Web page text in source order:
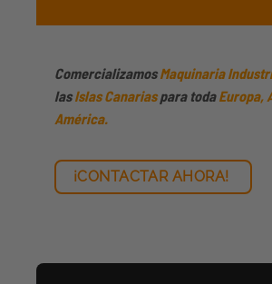
ComercializamosMaquinaria
lasIslas Canariaspara todaEuropa,
América.
¡CONTACTAR AHORA!